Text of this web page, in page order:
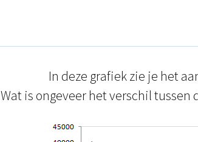
In deze grafiek zie je het
Wat is ongeveer het verschil tussen